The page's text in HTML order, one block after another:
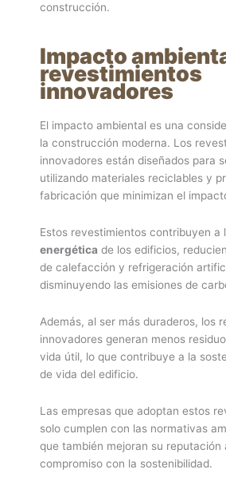
construcción.
Impacto
revestimientos
innovadores
El impacto ambiental es una
la construcción moderna. Los
innovadores están diseñados para
utilizando materiales reciclables y
fabricación que minimizan el
Estos revestimientos contribuyen a
energética de los edificios,
de calefacción y refrigeración
disminuyendo las emisiones de
Además, al ser más duraderos, los
innovadores generan menos
vida útil, lo que contribuye a la
de vida del edificio.
Las empresas que adoptan estos
solo cumplen con las normativas
que también mejoran su reputación
compromiso con la sostenibilidad.